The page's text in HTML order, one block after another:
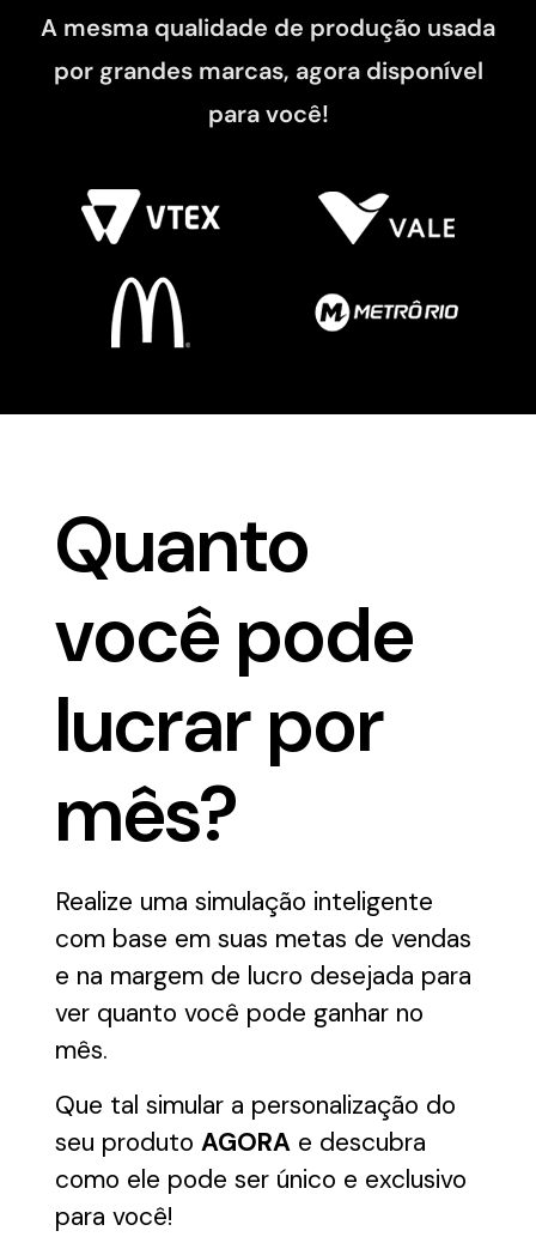
A mesma qualidade de produção usada
por grandes marcas, agora disponível
para você!